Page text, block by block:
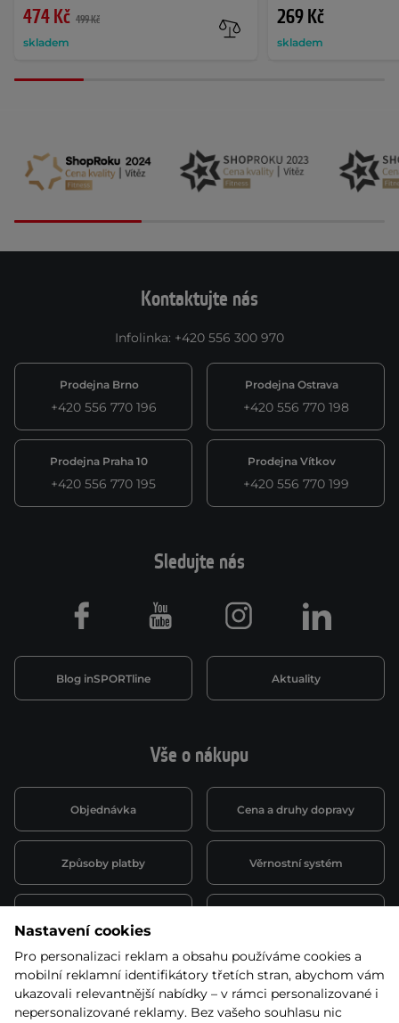
474 Kč 499 Kč
skladem
269 Kč
skladem
Kontaktujte nás
Infolinka: +420 556 300 970
Prodejna Brno
+420 556 770 196
Prodejna Ostrava
+420 556 770 198
Prodejna Praha 10
+420 556 770 195
Prodejna Vítkov
+420 556 770 199
Vše o nákupu
Objednávka Cena a druhy dopravy
Způsoby platby Věrnostní systém
Půjčovna
obchodní podmínky
Kariéra
Sledujte nás
Blog inSPORTline Aktuality
Facebook Youtube Instagram LinkedIn
Nastavení cookies
Pro personalizaci reklam a obsahu používáme cookies a
mobilní reklamní identifikátory třetích stran, abychom vám
ukazovali relevantnější nabídky – v rámci personalizované i
nepersonalizované reklamy. Bez vašeho souhlasu nic